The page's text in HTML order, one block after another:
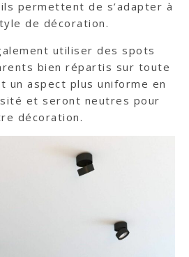
permettent de s’adapter à
de décoration.
utiliser des spots
bien répartis sur toute
un aspect plus uniforme en
et seront neutres pour
décoration.